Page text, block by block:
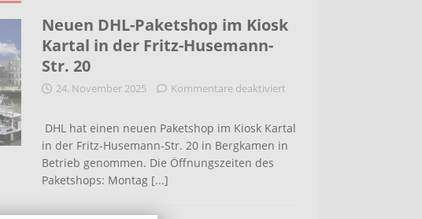
Neuen DHL-Paketshop im Kiosk
Kartal in der Fritz-Husemann-
Str. 20
24. November 2025 Kommentare deaktiviert
DHL hat einen neuen Paketshop im Kiosk Kartal
in der Fritz-Husemann-Str. 20 in Bergkamen in
Betrieb genommen. Die Öffnungszeiten des
Paketshops: Montag [...]